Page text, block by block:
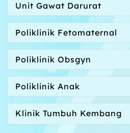
Unit Gawat Darurat
Poliklinik Fetomaternal
Poliklinik Obsgyn
Poliklinik Anak
Klinik Tumbuh Kembang